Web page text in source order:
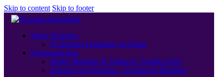
Skip to content Skip to footer
Sobre Nosotras
El Deporte Femenino en Cifras
Entrenamientos
Medio Maratón de Valencia / Gandía 2026
Entrena con Nosotras – Escuela de Running